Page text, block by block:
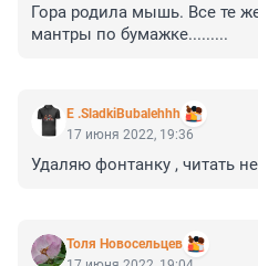
Гора родила мышь. Все те
мантры по бумажке.........
E .SladkiBubalehhh
17 июня 2022, 19:36
Удаляю фонтанку , читать
Толя Новосельцев